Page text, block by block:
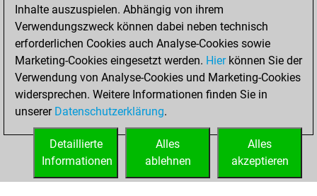
+207 =17 -176 in
blitz
Donnerstag,
November 9, 2023
You created
your Fritz account
Inhalte auszuspielen. Abhängig von ihrem
Verwendungszweck können dabei neben technisch
erforderlichen Cookies auch Analyse-Cookies sowie
Marketing-Cookies eingesetzt werden. Hierkönnen Sie der
Verwendung von Analyse-Cookies und Marketing-Cookies
widersprechen. Weitere Informationen finden Sie in
unserer Datenschutzerklärung.
Alles
akzeptieren
Alles
ablehnen
Detaillierte
Informationen